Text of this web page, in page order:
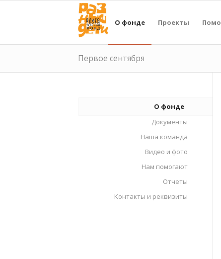
О фонде Проекты
Первое сентября
О фонде
Документы
Наша команда
Видео и фото
Нам помогают
Отчеты
Контакты и реквизиты